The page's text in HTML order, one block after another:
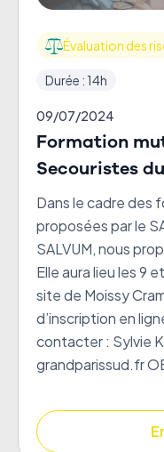
Évaluation des
Durée : 14h
09/07/2024
Formation
Secouristes
Dans le cadre des
proposées par le
SALVUM, nous
Elle aura lieu les 9
site de Moissy
d’inscription en
contacter : Sylvie
grandparissud.fr